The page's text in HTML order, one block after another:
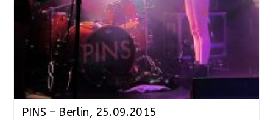
PINS – Berlin, 25.09.2015